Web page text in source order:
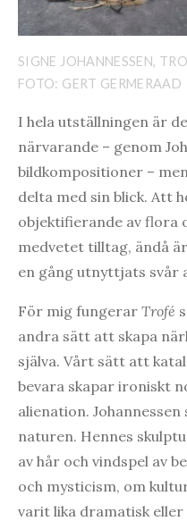
SIGNE JOHANNESSEN,
FOTO: GERT GERMERAAD
I hela utställningen är
närvarande – genom
bildkompositioner –
delta med sin blick. Att
objektifierande av flora
medvetet tilltag, ändå
en gång utnyttjats svår
För mig fungerar Trofé
andra sätt att skapa
själva. Vårt sätt att
bevara skapar ironiskt
alienation.
naturen. Hennes
av hår och vindspel av
och mysticism, om
varit lika dramatisk